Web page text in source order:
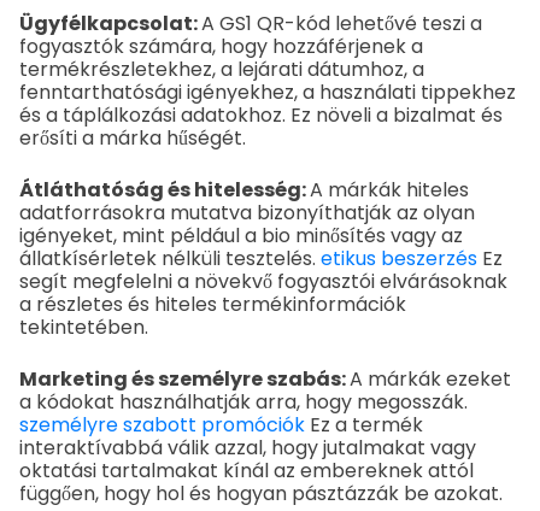
Ügyfélkapcsolat:A GS1 QR-kód lehetővé teszi a
fogyasztók számára, hogy hozzáférjenek a
termékrészletekhez, a lejárati dátumhoz, a
fenntarthatósági igényekhez, a használati tippekhez
és a táplálkozási adatokhoz. Ez növeli a bizalmat és
erősíti a márka hűségét.
Átláthatóság és hitelesség:A márkák hiteles
adatforrásokra mutatva bizonyíthatják az olyan
igényeket, mint például a bio minősítés vagy az
állatkísérletek nélküli tesztelés. etikus beszerzés Ez
segít megfelelni a növekvő fogyasztói elvárásoknak
a részletes és hiteles termékinformációk
tekintetében.
Marketing és személyre szabás:A márkák ezeket
a kódokat használhatják arra, hogy megosszák.
személyre szabott promóciók Ez a termék
interaktívabbá válik azzal, hogy jutalmakat vagy
oktatási tartalmakat kínál az embereknek attól
függően, hogy hol és hogyan pásztázzák be azokat.